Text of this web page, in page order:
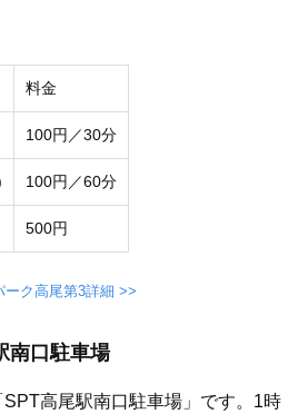
料金
100円／30分
100円／60分
500円
ーク高尾第3詳細 >>
南口駐車場
SPT高尾駅南口駐車場」です。1時